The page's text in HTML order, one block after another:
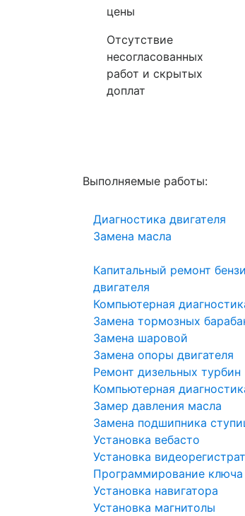
цены
Отсутствие
несогласованных
работ и скрытых
доплат
Выполняемые работы:
Диагностика двигателя
Замена масла
Капитальный ремонт
двигателя
Компьютерная
Замена тормозных
Замена шаровой
Замена опоры двигателя
Ремонт дизельных турбин
Компьютерная
Замер давления масла
Замена подшипника
Установка вебасто
Установка
Программирование
Установка навигатора
Установка магнитолы